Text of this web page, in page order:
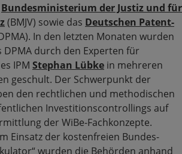
Bundesministerium der Justiz und für
(BMJV) sowie das Deutschen Patent-
In den letzten Monaten wurden
DPMA durch den Experten für
IPM Stephan Lübke in mehreren
geschult. Der Schwerpunkt der
den rechtlichen und methodischen
Investitionscontrollings auf
der WiBe-Fachkonzepte.
Einsatz der kostenfreien Bundes-
wurden die Behörden anhand